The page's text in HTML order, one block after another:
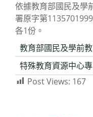
依據教育部國民及學
署原字第
各1份。
教育部國民及學前
特殊教育資源中心
Post Views: 167